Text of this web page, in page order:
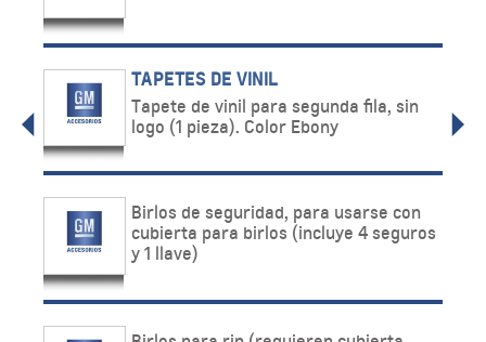
TAPETES DE VINIL
Tapete de vinil para segunda fila, sin
logo (1 pieza). Color Ebony
Birlos de seguridad, para usarse con
cubierta para birlos (incluye 4 seguros
y 1 llave)